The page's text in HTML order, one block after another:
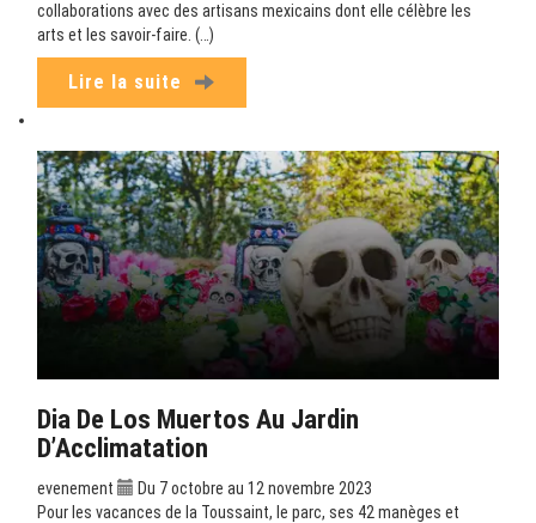
collaborations avec des artisans mexicains dont elle célèbre les
arts et les savoir-faire. (…)
Lire la suite
Dia De Los Muertos Au Jardin
D’Acclimatation
evenement
Du 7 octobre au 12 novembre 2023
Pour les vacances de la Toussaint, le parc, ses 42 manèges et